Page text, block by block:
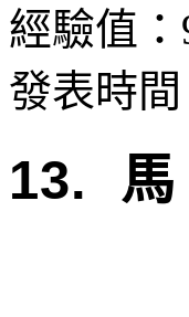
經驗值
發表時間
13. 馬